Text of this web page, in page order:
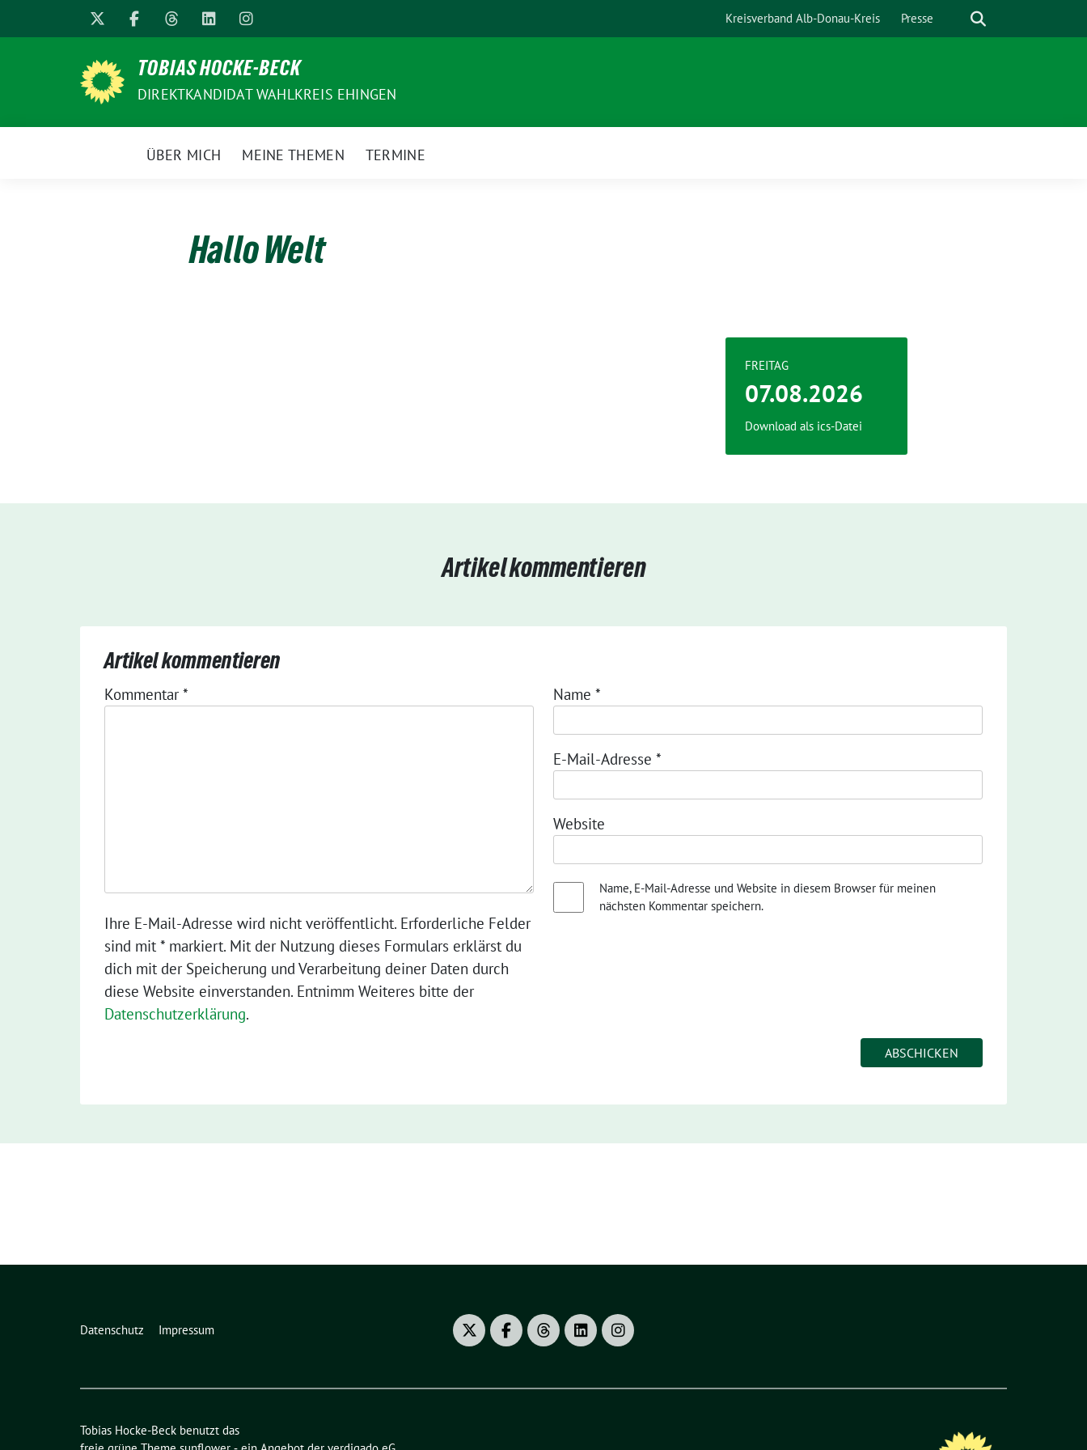
zum
Kreisverband Alb-Donau-Kreis Presse Suche
TOBIAS HOCKE-BECK
DIREKTKANDIDAT WAHLKREIS EHINGEN
ÜBER MICH MEINE THEMEN TERMINE
Hallo Welt
FREITAG
07.08.2026
Download als ics-Datei
Artikel kommentieren
Artikel kommentieren
Kommentar*
Ihre E-Mail-Adresse wird nicht veröffentlicht. Erforderliche Felder
sind mit * markiert. Mit der Nutzung dieses Formulars erklärst du
dich mit der Speicherung und Verarbeitung deiner Daten durch
diese Website einverstanden. Entnimm Weiteres bitte der
Datenschutzerklärung.
Name *
E-Mail-Adresse *
Website
Name, E-Mail-Adresse und Website in diesem Browser für meinen
nächsten Kommentar speichern.
Datenschutz Impressum
Tobias Hocke-Beck benutzt das